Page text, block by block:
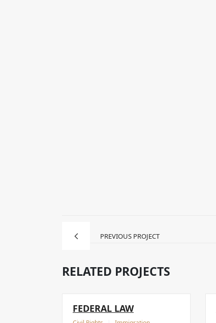
PREVIOUS PROJECT
RELATED PROJECTS
FEDERAL LAW